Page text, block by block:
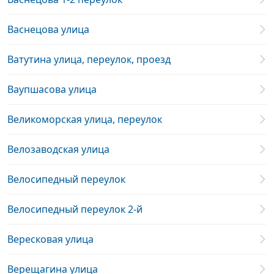
Васнецова улица
Ватутина улица, переулок, проезд
Ваупшасова улица
Великоморская улица, переулок
Велозаводская улица
Велосипедный переулок
Велосипедный переулок 2-й
Вересковая улица
Верещагина улица